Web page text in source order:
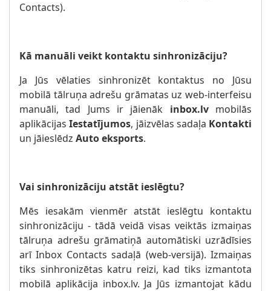
Contacts).
Kā manuāli veikt kontaktu sinhronizāciju?
Ja Jūs vēlaties sinhronizēt kontaktus no Jūsu
mobilā tālruņa adrešu grāmatas uz web-interfeisu
manuāli, tad Jums ir jāienāk inbox.lvmobilās
aplikācijasIestatījumos, jāizvēlas sadaļa Kontakti
un jāieslēdz Auto eksports.
Vai sinhronizāciju atstāt ieslēgtu?
Mēs iesakām vienmēr atstāt ieslēgtu kontaktu
sinhronizāciju - tādā veidā visas veiktās izmaiņas
tālruņa adrešu grāmatiņā automātiski uzrādīsies
arī Inbox Contacts sadaļā (web-versijā). Izmaiņas
tiks sinhronizētas katru reizi, kad tiks izmantota
mobilā aplikācija inbox.lv. Ja Jūs izmantojat kādu